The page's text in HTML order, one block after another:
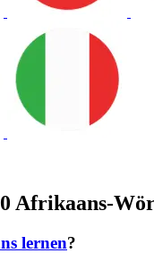
Afrikaans-
lernen?